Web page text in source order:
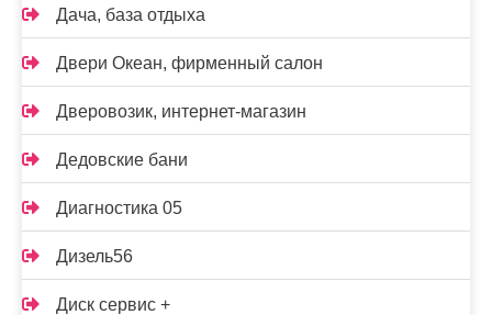
Дача, база отдыха
Двери Океан, фирменный салон
Дверовозик, интернет-магазин
Дедовские бани
Диагностика 05
Дизель56
Диск сервис +